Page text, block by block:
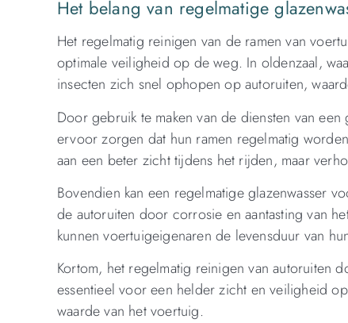
Het belang van regelmatige
Het regelmatig reinigen van de ramen van
optimale veiligheid op de weg. In oldenzaal,
insecten zich snel ophopen op autoruiten,
Door gebruik te maken van de diensten van
ervoor zorgen dat hun ramen regelmatig
aan een beter zicht tijdens het rijden, maar
Bovendien kan een regelmatige glazenwasser
de autoruiten door corrosie en aantasting van
kunnen voertuigeigenaren de levensduur van
Kortom, het regelmatig reinigen van autoruiten
essentieel voor een helder zicht en veiligheid
waarde van het voertuig.